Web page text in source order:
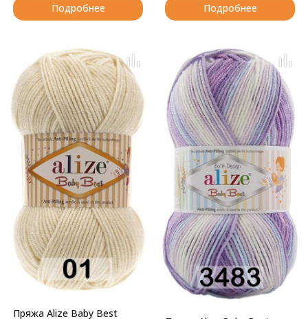
Подробнее Подробнее
Пряжа Alize Baby Best